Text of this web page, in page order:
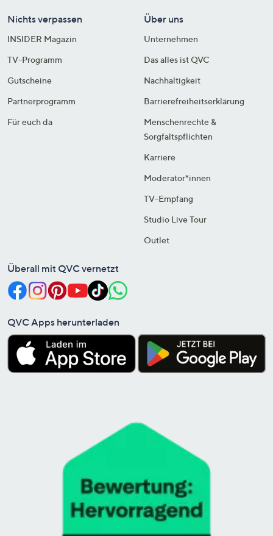
Nichts verpassen
INSIDER Magazin
TV-Programm
Gutscheine
Partnerprogramm
Für euch da
Über uns
Unternehmen
Das alles ist QVC
Nachhaltigkeit
Barrierefreiheitserklärung
Menschenrechte &
Sorgfaltspflichten
Karriere
Moderator*innen
TV-Empfang
Studio Live Tour
Outlet
Überall mit QVC vernetzt
QVC Apps herunterladen